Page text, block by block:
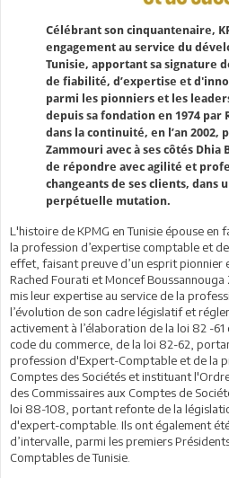
Célébrant son cinquantenaire,
engagement au service du
Tunisie, apportant sa signature
de fiabilité, d’expertise et
parmi les pionniers et les
depuis sa fondation en 1974 par
dans la continuité, en l’an 2002,
Zammouri avec à ses côtés Dhia
de répondre avec agilité et
changeants de ses clients, dans
perpétuelle mutation.
L'histoire de KPMG en Tunisie épouse
la profession d’expertise comptable et
effet, faisant preuve d’un esprit pionnier
Rached Fourati et Moncef
mis leur expertise au service de la
l’évolution de son cadre législatif et
activement à l’élaboration de la loi 82 -
code du commerce, de la loi 82-62,
profession d'Expert-Comptable et de la
Comptes des Sociétés et instituant
des Commissaires aux Comptes de
loi 88-108, portant refonte de la
d'expert-comptable. Ils ont également
d’intervalle, parmi les premiers
Comptables de Tunisie.